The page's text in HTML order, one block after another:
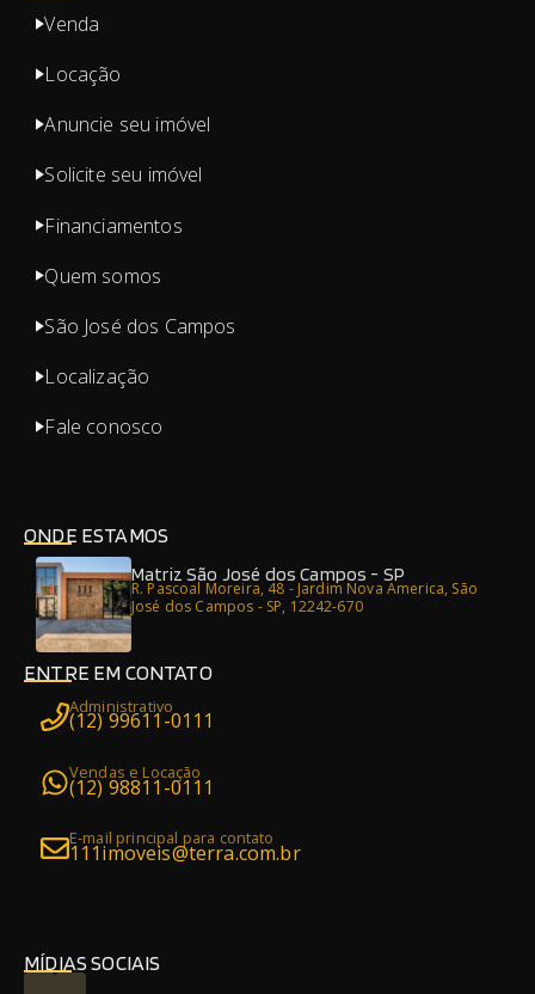
Venda
Locação
Anuncie seu imóvel
Solicite seu imóvel
Financiamentos
Quem somos
São José dos Campos
Localização
Fale conosco
ONDE ESTAMOS
Matriz São José dos Campos - SP
R. Pascoal Moreira, 48 - Jardim Nova America, São
José dos Campos - SP, 12242-670
ENTRE EM CONTATO
Administrativo
(12) 99611-0111
Vendas e Locação
(12) 98811-0111
E-mail principal para contato
111imoveis@terra.com.br
MÍDIAS SOCIAIS